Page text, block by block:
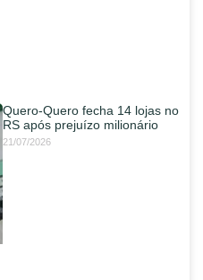
Quero-Quero fecha 14 lojas no
RS após prejuízo milionário
21/07/2026